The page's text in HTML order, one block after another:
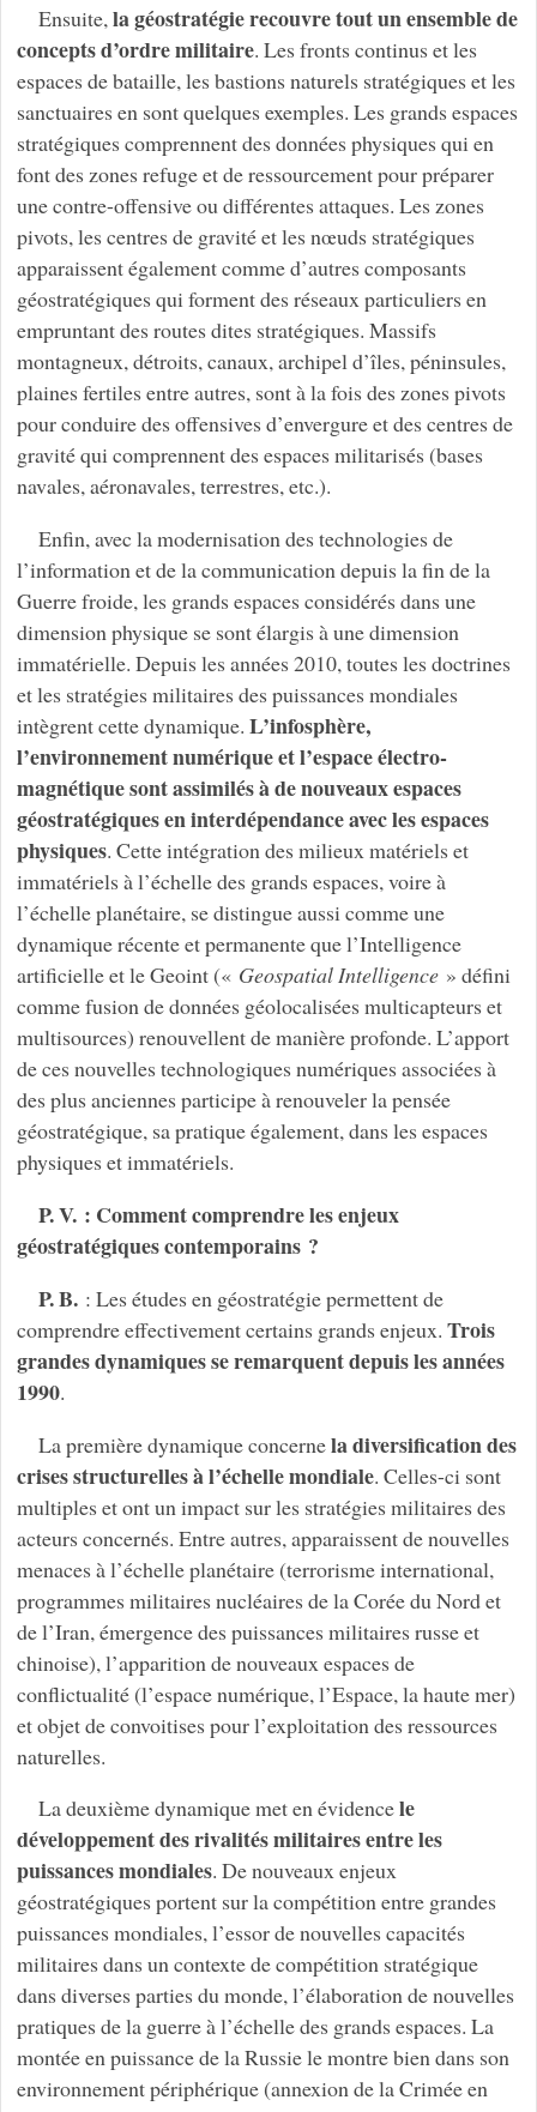
Ensuite,la géostratégie recouvre tout un ensemble de
concepts d’ordre militaire. Les fronts continus et les
espaces de bataille, les bastions naturels stratégiques et les
sanctuaires en sont quelques exemples. Les grands espaces
stratégiques comprennent des données physiques qui en
font des zones refuge et de ressourcement pour préparer
une contre-offensive ou différentes attaques. Les zones
pivots, les centres de gravité et les nœuds stratégiques
apparaissent également comme d’autres composants
géostratégiques qui forment des réseaux particuliers en
empruntant des routes dites stratégiques. Massifs
montagneux, détroits, canaux, archipel d’îles, péninsules,
plaines fertiles entre autres, sont à la fois des zones pivots
pour conduire des offensives d’envergure et des centres de
gravité qui comprennent des espaces militarisés (bases
navales, aéronavales, terrestres, etc.).
Enfin, avec la modernisation des technologies de
l’information et de la communication depuis la fin de la
Guerre froide, les grands espaces considérés dans une
dimension physique se sont élargis à une dimension
immatérielle. Depuis les années 2010, toutes les doctrines
et les stratégies militaires des puissances mondiales
intègrent cette dynamique. L’infosphère,
l’environnement numérique et l’espace électro-
magnétique sont assimilés à de nouveaux espaces
géostratégiques en interdépendance avec les espaces
physiques. Cette intégration des milieux matériels et
immatériels à l’échelle des grands espaces, voire à
l’échelle planétaire, se distingue aussi comme une
dynamique récente et permanente que l’Intelligence
artificielle et le Geoint (« Geospatial Intelligence» défini
comme fusion de données géolocalisées multicapteurs et
multisources) renouvellent de manière profonde. L’apport
de ces nouvelles technologiques numériques associées à
des plus anciennes participe à renouveler la pensée
géostratégique, sa pratique également, dans les espaces
physiques et immatériels.
P. V. : Comment comprendre les enjeux
géostratégiques contemporains ?
P. B.: Les études en géostratégie permettent de
comprendre effectivement certains grands enjeux. Trois
grandes dynamiques se remarquent depuis les années
1990.
La première dynamique concernela diversification des
crises structurelles à l’échelle mondiale. Celles-ci sont
multiples et ont un impact sur les stratégies militaires des
acteurs concernés. Entre autres, apparaissent de nouvelles
menaces à l’échelle planétaire (terrorisme international,
programmes militaires nucléaires de la Corée du Nord et
de l’Iran, émergence des puissances militaires russe et
chinoise), l’apparition de nouveaux espaces de
conflictualité (l’espace numérique, l’Espace, la haute mer)
et objet de convoitises pour l’exploitation des ressources
naturelles.
La deuxième dynamique met en évidencele
développement des rivalités militaires entre les
puissances mondiales. De nouveaux enjeux
géostratégiques portent sur la compétition entre grandes
puissances mondiales, l’essor de nouvelles capacités
militaires dans un contexte de compétition stratégique
dans diverses parties du monde, l’élaboration de nouvelles
pratiques de la guerre à l’échelle des grands espaces. La
montée en puissance de la Russie le montre bien dans son
environnement périphérique (annexion de la Crimée en